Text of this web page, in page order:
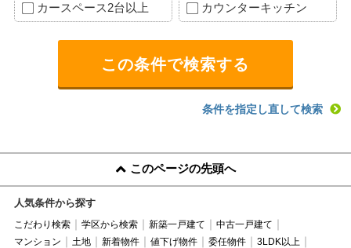
カースペース2台以上 カウンターキッチン
条件を指定し直して検索
このページの先頭へ
人気条件から探す
こだわり検索 学区から検索 新築一戸建て
中古一戸建て
マンション
土地 新着物件 値下げ物件 委任物件
3LDK以上